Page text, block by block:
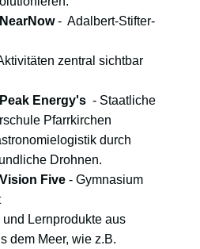
NearNow- Adalbert-Stifter-
zentral sichtbar
Peak Energy's- Staatliche
Pfarrkirchen
durch
Drohnen.
Vision Five- Gymnasium
Lernprodukte aus
dem Meer, wie z.B.